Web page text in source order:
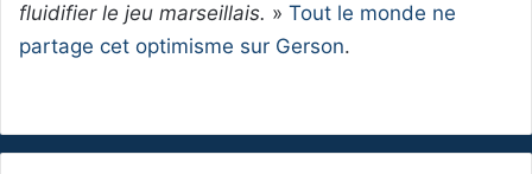
fluidifier le jeu marseillais. » Tout le monde ne
partage cet optimisme sur Gerson.